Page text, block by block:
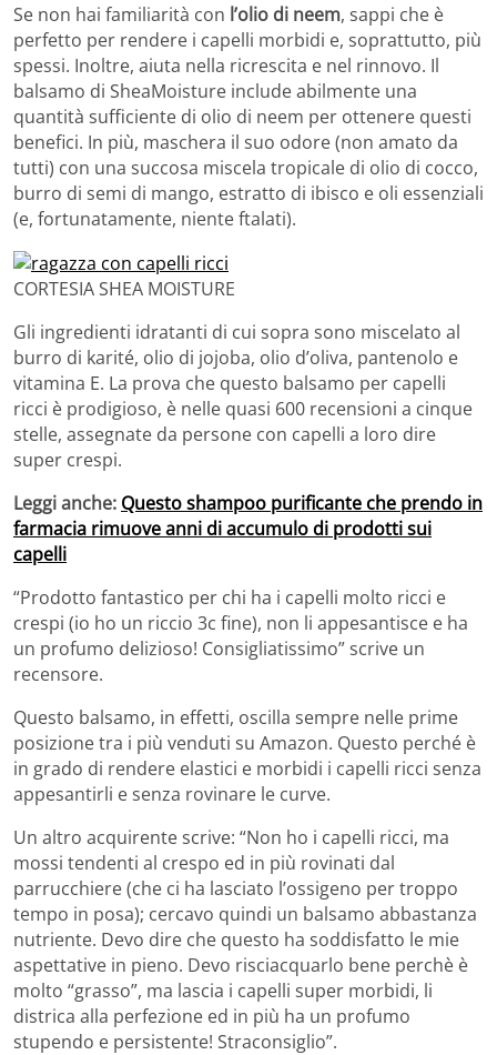
Se non hai familiarità con l’olio di neem, sappi che è
perfetto per rendere i capelli morbidi e, soprattutto, più
spessi. Inoltre, aiuta nella ricrescita e nel rinnovo. Il
balsamo di SheaMoisture include abilmente una
quantità sufficiente di olio di neem per ottenere questi
benefici. In più, maschera il suo odore (non amato da
tutti) con una succosa miscela tropicale di olio di cocco,
burro di semi di mango, estratto di ibisco e oli essenziali
(e, fortunatamente, niente ftalati).
CORTESIA SHEA MOISTURE
Gli ingredienti idratanti di cui sopra sono miscelato al
burro di karité, olio di jojoba, olio d’oliva, pantenolo e
vitamina E. La prova che questo balsamo per capelli
ricci è prodigioso, è nelle quasi 600 recensioni a cinque
stelle, assegnate da persone con capelli a loro dire
super crespi.
Leggi anche: Questo shampoo purificante che prendo in
farmacia rimuove anni di accumulo di prodotti sui
capelli
“Prodotto fantastico per chi ha i capelli molto ricci e
crespi (io ho un riccio 3c fine), non li appesantisce e ha
un profumo delizioso! Consigliatissimo” scrive un
recensore.
Questo balsamo, in effetti, oscilla sempre nelle prime
posizione tra i più venduti su Amazon. Questo perché è
in grado di rendere elastici e morbidi i capelli ricci senza
appesantirli e senza rovinare le curve.
Un altro acquirente scrive: “Non ho i capelli ricci, ma
mossi tendenti al crespo ed in più rovinati dal
parrucchiere (che ci ha lasciato l’ossigeno per troppo
tempo in posa); cercavo quindi un balsamo abbastanza
nutriente. Devo dire che questo ha soddisfatto le mie
aspettative in pieno. Devo risciacquarlo bene perchè è
molto “grasso”, ma lascia i capelli super morbidi, li
districa alla perfezione ed in più ha un profumo
stupendo e persistente! Straconsiglio”.